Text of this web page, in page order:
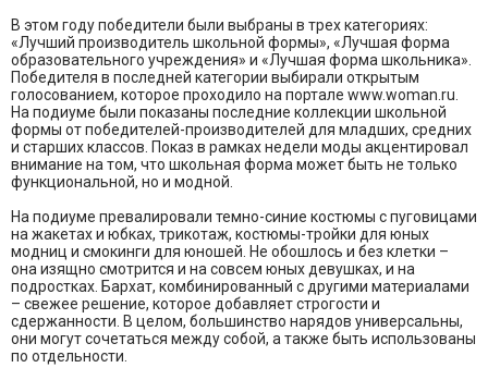
В этом году победители были выбраны в трех категориях:
«Лучший производитель школьной формы», «Лучшая форма
образовательного учреждения» и «Лучшая форма школьника».
Победителя в последней категории выбирали открытым
голосованием, которое проходило на портале www.woman.ru.
На подиуме были показаны последние коллекции школьной
формы от победителей-производителей для младших, средних
и старших классов. Показ в рамках недели моды акцентировал
внимание на том, что школьная форма может быть не только
функциональной, но и модной.
На подиуме превалировали темно-синие костюмы с пуговицами
на жакетах и юбках, трикотаж, костюмы-тройки для юных
модниц и смокинги для юношей. Не обошлось и без клетки –
она изящно смотрится и на совсем юных девушках, и на
подростках. Бархат, комбинированный с другими материалами
– свежее решение, которое добавляет строгости и
сдержанности. В целом, большинство нарядов универсальны,
они могут сочетаться между собой, а также быть использованы
по отдельности.